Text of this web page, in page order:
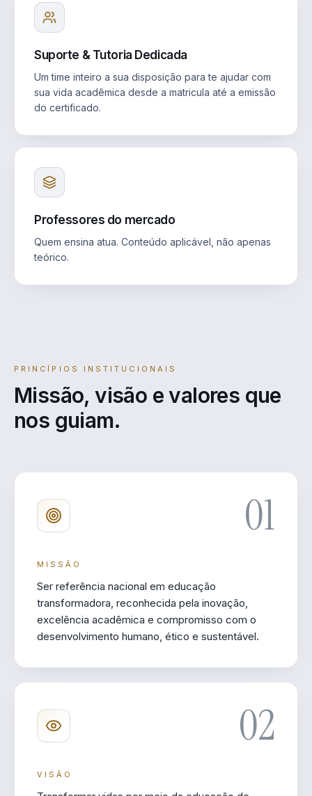
Suporte & Tutoria Dedicada
Um time inteiro a sua disposição para te ajudar com
sua vida acadêmica desde a matricula até a emissão
do certificado.
Professores do mercado
Quem ensina atua. Conteúdo aplicável, não apenas
teórico.
PRINCÍPIOS INSTITUCIONAIS
Missão, visão e valores que
nos guiam.
01
MISSÃO
Ser referência nacional em educação
transformadora, reconhecida pela inovação,
excelência acadêmica e compromisso com o
desenvolvimento humano, ético e sustentável.
02
VISÃO